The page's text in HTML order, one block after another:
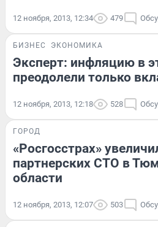
12 ноября, 2013, 12:34 479
БИЗНЕС ЭКОНОМИКА
Эксперт: инфляцию в
преодолели только
12 ноября, 2013, 12:18 528
ГОРОД
«Росгосстрах»
партнерских СТО в
области
12 ноября, 2013, 12:07 503